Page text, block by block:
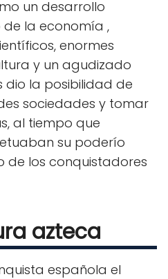
un desarrollo
la economía ,
enormes
y un agudizado
dio la posibilidad de
sociedades y tomar
al tiempo que
su poderío
de los conquistadores
azteca
española el